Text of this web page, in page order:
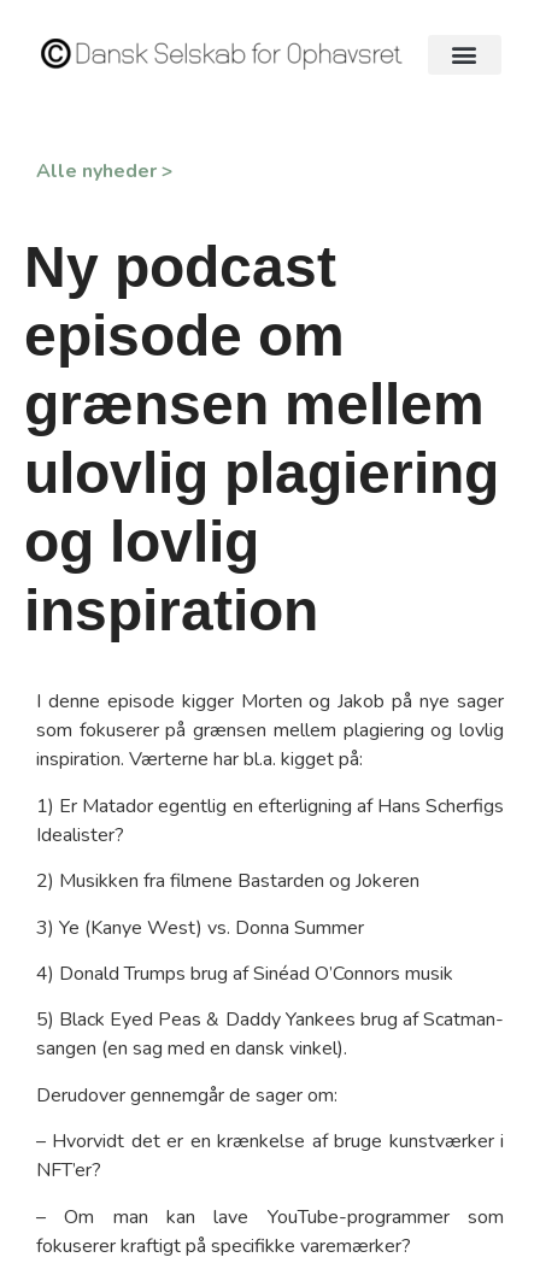
Alle nyheder >
Ny podcast
episode om
grænsen mellem
ulovlig plagiering
og lovlig
inspiration
I denne episode kigger Morten og Jakob på nye sager
som fokuserer på grænsen mellem plagiering og lovlig
inspiration. Værterne har bl.a. kigget på:
1) Er Matador egentlig en efterligning af Hans Scherfigs
Idealister?
2) Musikken fra filmene Bastarden og Jokeren
3) Ye (Kanye West) vs. Donna Summer
4) Donald Trumps brug af Sinéad O’Connors musik
5) Black Eyed Peas & Daddy Yankees brug af Scatman-
sangen (en sag med en dansk vinkel).
Derudover gennemgår de sager om:
– Hvorvidt det er en krænkelse af bruge kunstværker i
NFT’er?
– Om man kan lave YouTube-programmer som
fokuserer kraftigt på specifikke varemærker?